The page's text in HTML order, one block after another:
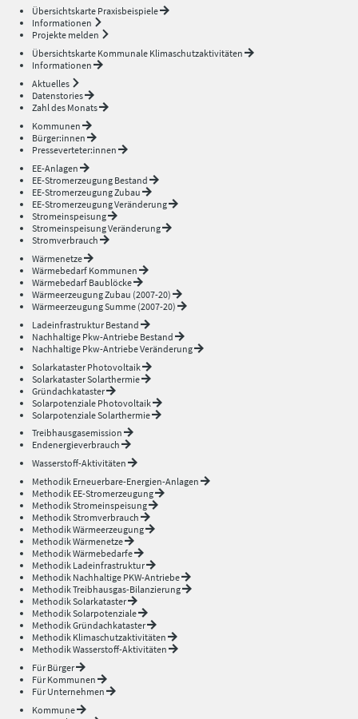
Übersichtskarte Praxisbeispiele
Informationen
Projekte melden
Übersichtskarte Kommunale Klimaschutzaktivitäten
Informationen
Aktuelles
Datenstories
Zahl des Monats
Kommunen
Bürger:innen
Presseverteter:innen
EE-Anlagen
EE-Stromerzeugung Bestand
EE-Stromerzeugung Zubau
EE-Stromerzeugung Veränderung
Stromeinspeisung
Stromeinspeisung Veränderung
Stromverbrauch
Wärmenetze
Wärmebedarf Kommunen
Wärmebedarf Baublöcke
Wärmeerzeugung Zubau (2007-20)
Wärmeerzeugung Summe (2007-20)
Ladeinfrastruktur Bestand
Nachhaltige Pkw-Antriebe Bestand
Nachhaltige Pkw-Antriebe Veränderung
Solarkataster Photovoltaik
Solarkataster Solarthermie
Gründachkataster
Solarpotenziale Photovoltaik
Solarpotenziale Solarthermie
Treibhausgasemission
Endenergieverbrauch
Wasserstoff-Aktivitäten
Methodik Erneuerbare-Energien-Anlagen
Methodik EE-Stromerzeugung
Methodik Stromeinspeisung
Methodik Stromverbrauch
Methodik Wärmeerzeugung
Methodik Wärmenetze
Methodik Wärmebedarfe
Methodik Ladeinfrastruktur
Methodik Nachhaltige PKW-Antriebe
Methodik Treibhausgas-Bilanzierung
Methodik Solarkataster
Methodik Solarpotenziale
Methodik Gründachkataster
Methodik Klimaschutzaktivitäten
Methodik Wasserstoff-Aktivitäten
Für Bürger
Für Kommunen
Für Unternehmen
Kommune